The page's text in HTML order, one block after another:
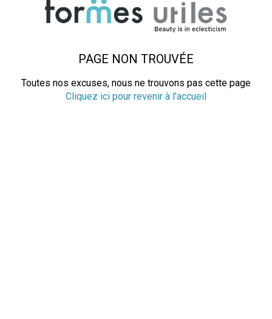
PAGE NON TROUVÉE
Toutes nos excuses, nous ne trouvons pas cette page
Cliquez ici pour revenir à l'accueil